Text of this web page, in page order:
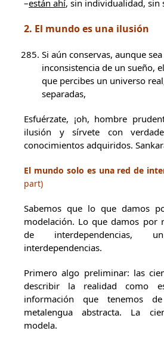
–están ahí, sin individualidad, sin
2. El mundo es una ilusión
Si aún conservas, aunque
inconsistencia de un sueño,
que percibes un universo
separadas,
Esfuérzate, ¡oh, hombre
ilusión y sírvete con
conocimientos adquiridos.
El mundo solo es una red de
part)
Sabemos que lo que damos
modelación. Lo que damos por
de interdependencias,
interdependencias.
Primero algo preliminar: las
describir la realidad como
información que tenemos
metalengua abstracta. La
modela.